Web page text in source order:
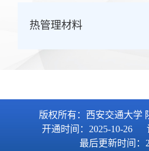
热管理材料
版权所有：西安交通大学
开通时间： 2025-10-26
最后更新时间：